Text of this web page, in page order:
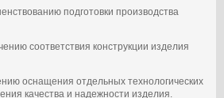
подготовки производства
соответствия конструкции изделия
оснащения отдельных технологических
качества и надежности изделия.